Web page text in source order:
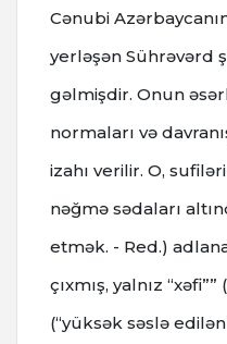
Cənubi
yerləşən Sührəvərd
gəlmişdir. Onun
normaları və
izahı verilir. O,
nəğmə sədaları
etmək. - Red.)
çıxmış, yalnız “xəfi””
(“yüksək səslə